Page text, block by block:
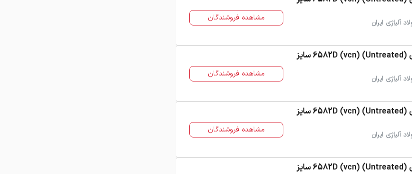
مشاهده فروشندگان
میلگرد آلیاژی (Untreated) (vcn) 6582D سایز
مشاهده فروشندگان
میلگرد آلیاژی (Untreated) (vcn) 6582D سایز
مشاهده فروشندگان
میلگرد آلیاژی (Untreated) (vcn) 6582D سایز